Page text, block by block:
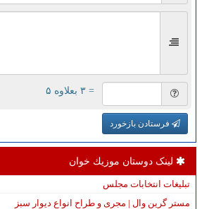
= ۳ بعلاوه ۵
فرستادن بازخورد
لینک دوستان موزیك خوان
تبلیغات انتخابات مجلس
مستر گرین وال | مجری و طراح انواع دیوار سبز